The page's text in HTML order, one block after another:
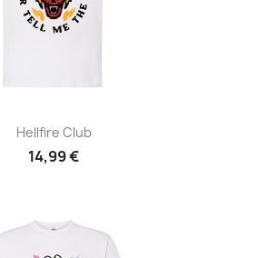
Hellfire Club
14,99 €